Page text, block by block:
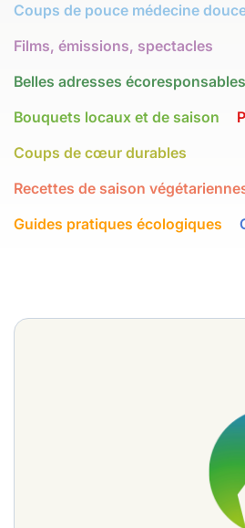
Coups de pouce médecine
Films, émissions, spectacles
Belles adresses écoresponsables
Bouquets locaux et de saison
Coups de cœur durables
Recettes de saison
Guides pratiques écologiques